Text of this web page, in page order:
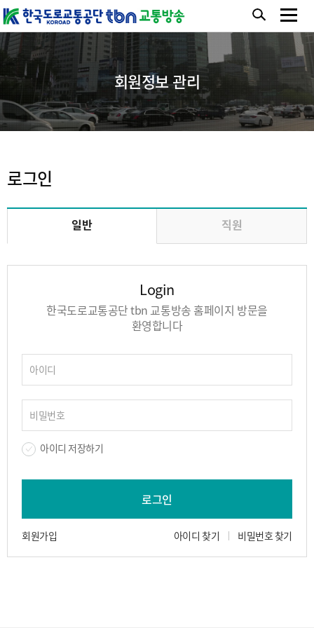
회원정보 관리
로그인
일반 직원
Login
한국도로교통공단 tbn 교통방송 홈페이지 방문을
환영합니다
아이디 저장하기
로그인
회원가입 아이디 찾기 비밀번호 찾기